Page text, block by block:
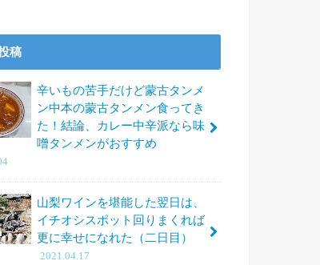
稿
辛いもの苦手だけど蒙古タンメ
ン中本の蒙古タンメン食ってき
た！結論、カレー中辛派なら味
噌タンメンがおすすめ
山梨ワインを堪能した翌日は、
イチオシスポット回りまくれば
更に幸せになれた（二日目）
2021.04.17